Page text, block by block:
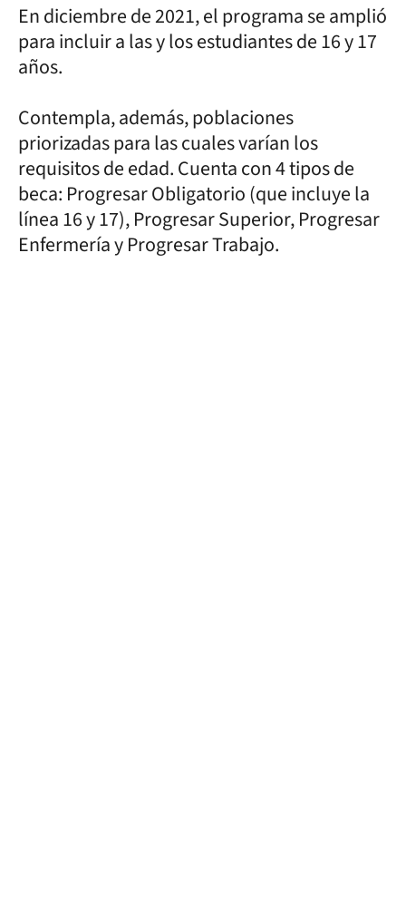
En diciembre de 2021, el programa se amplió
para incluir a las y los estudiantes de 16 y 17
años.
Contempla, además, poblaciones
priorizadas para las cuales varían los
requisitos de edad. Cuenta con 4 tipos de
beca: Progresar Obligatorio (que incluye la
línea 16 y 17), Progresar Superior, Progresar
Enfermería y Progresar Trabajo.